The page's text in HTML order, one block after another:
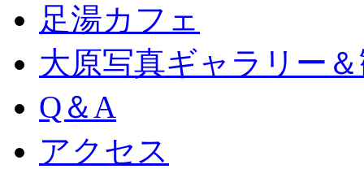
足湯カフェ
大原写真ギャラリー
Q＆A
アクセス